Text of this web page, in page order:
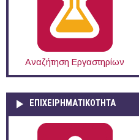
Αναζήτηση Εργαστηρίων
ΕΠΙΧΕΙΡΗΜΑΤΙΚΟΤΗΤΑ